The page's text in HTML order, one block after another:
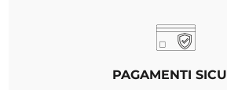
PAGAMENTI